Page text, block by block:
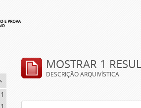
1
MOSTRAR 1
DESCRIÇÃO ARQUIVÍSTICA